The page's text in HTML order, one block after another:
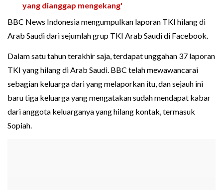
yang dianggap mengekang'
BBC News Indonesia mengumpulkan laporan TKI hilang di
Arab Saudi dari sejumlah grup TKI Arab Saudi di Facebook.
Dalam satu tahun terakhir saja, terdapat unggahan 37 laporan
TKI yang hilang di Arab Saudi. BBC telah mewawancarai
sebagian keluarga dari yang melaporkan itu, dan sejauh ini
baru tiga keluarga yang mengatakan sudah mendapat kabar
dari anggota keluarganya yang hilang kontak, termasuk
Sopiah.